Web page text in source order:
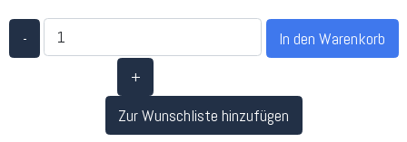
-
+
Zur Wunschliste hinzufügen